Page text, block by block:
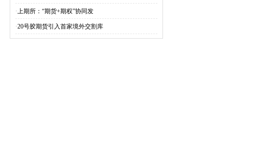
·上期所：“期货+期权”协同发
·20号胶期货引入首家境外交割库